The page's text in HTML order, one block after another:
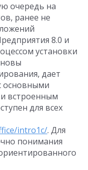
очередь на
ранее не
8.0 и
установки
дает
основными
встроенным
для всех
intro1c/. Для
понимания